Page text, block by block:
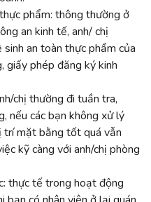
phẩm: thông thường ở
an kinh tế, anh/ chị
an toàn thực phẩm của
giấy phép đăng ký kinh
chị thường đi tuần tra,
nếu các bạn không xử lý
trí mặt bằng tốt quá vẫn
kỹ càng với anh/chị phòng
thực tế trong hoạt động